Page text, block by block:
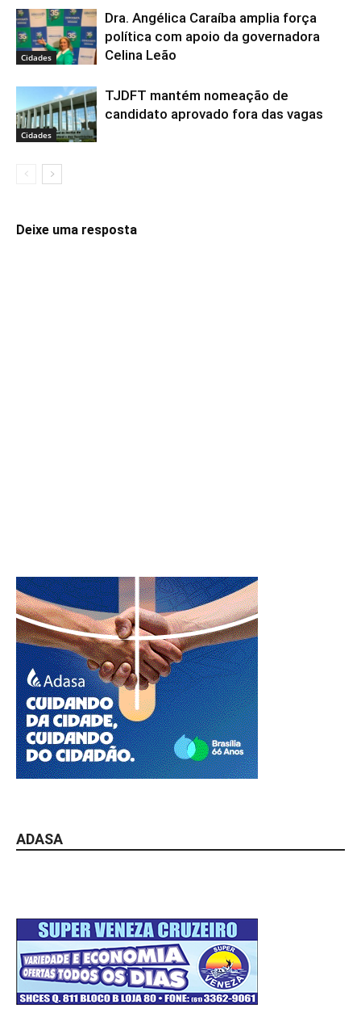
Cidades
Dra. Angélica Caraíba amplia força
política com apoio da governadora
Celina Leão
Cidades
TJDFT mantém nomeação de
candidato aprovado fora das vagas
Deixe uma resposta
ADASA